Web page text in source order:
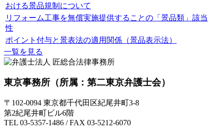
おける景品規制について
リフォーム工事を無償実施提供することの「景品類」該当
性
ポイント付与と景表法の適用関係（景品表示法）
一覧を見る
東京事務所 （所属：第二東京弁護士会）
〒102-0094 東京都千代田区紀尾井町3-8
第2紀尾井町ビル6階
TEL 03-5357-1486 / FAX 03-5212-6070